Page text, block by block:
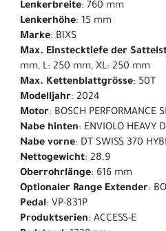
Lenkerbreite: 760 mm
Lenkerhöhe: 15 mm
Marke: BIXS
Max. Einstecktiefe der
mm, L: 250 mm, XL: 250 mm
Max. Kettenblattgrösse: 50T
Modelljahr: 2024
Motor: BOSCH PERFORMANCE
Nabe hinten: ENVIOLO HEAVY
Nabe vorne: DT SWISS 370
Nettogewicht: 28.9
Oberrohrlänge: 616 mm
Optionaler Range Extender:
Pedal: VP-831P
Produktserien: ACCESS-E